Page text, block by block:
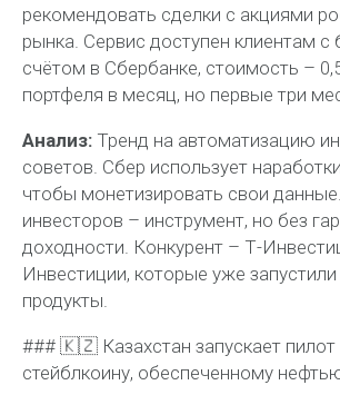
рекомендовать сделки с акциями
рынка. Сервис доступен клиентам с
счётом в Сбербанке, стоимость –
портфеля в месяц, но первые три
Анализ: Тренд на автоматизацию
советов. Сбер использует
чтобы монетизировать свои
инвесторов – инструмент, но без
доходности. Конкурент – Т-
Инвестиции, которые уже
продукты.
### 🇰🇿 Казахстан запускает пилот
стейблкоину, обеспеченному